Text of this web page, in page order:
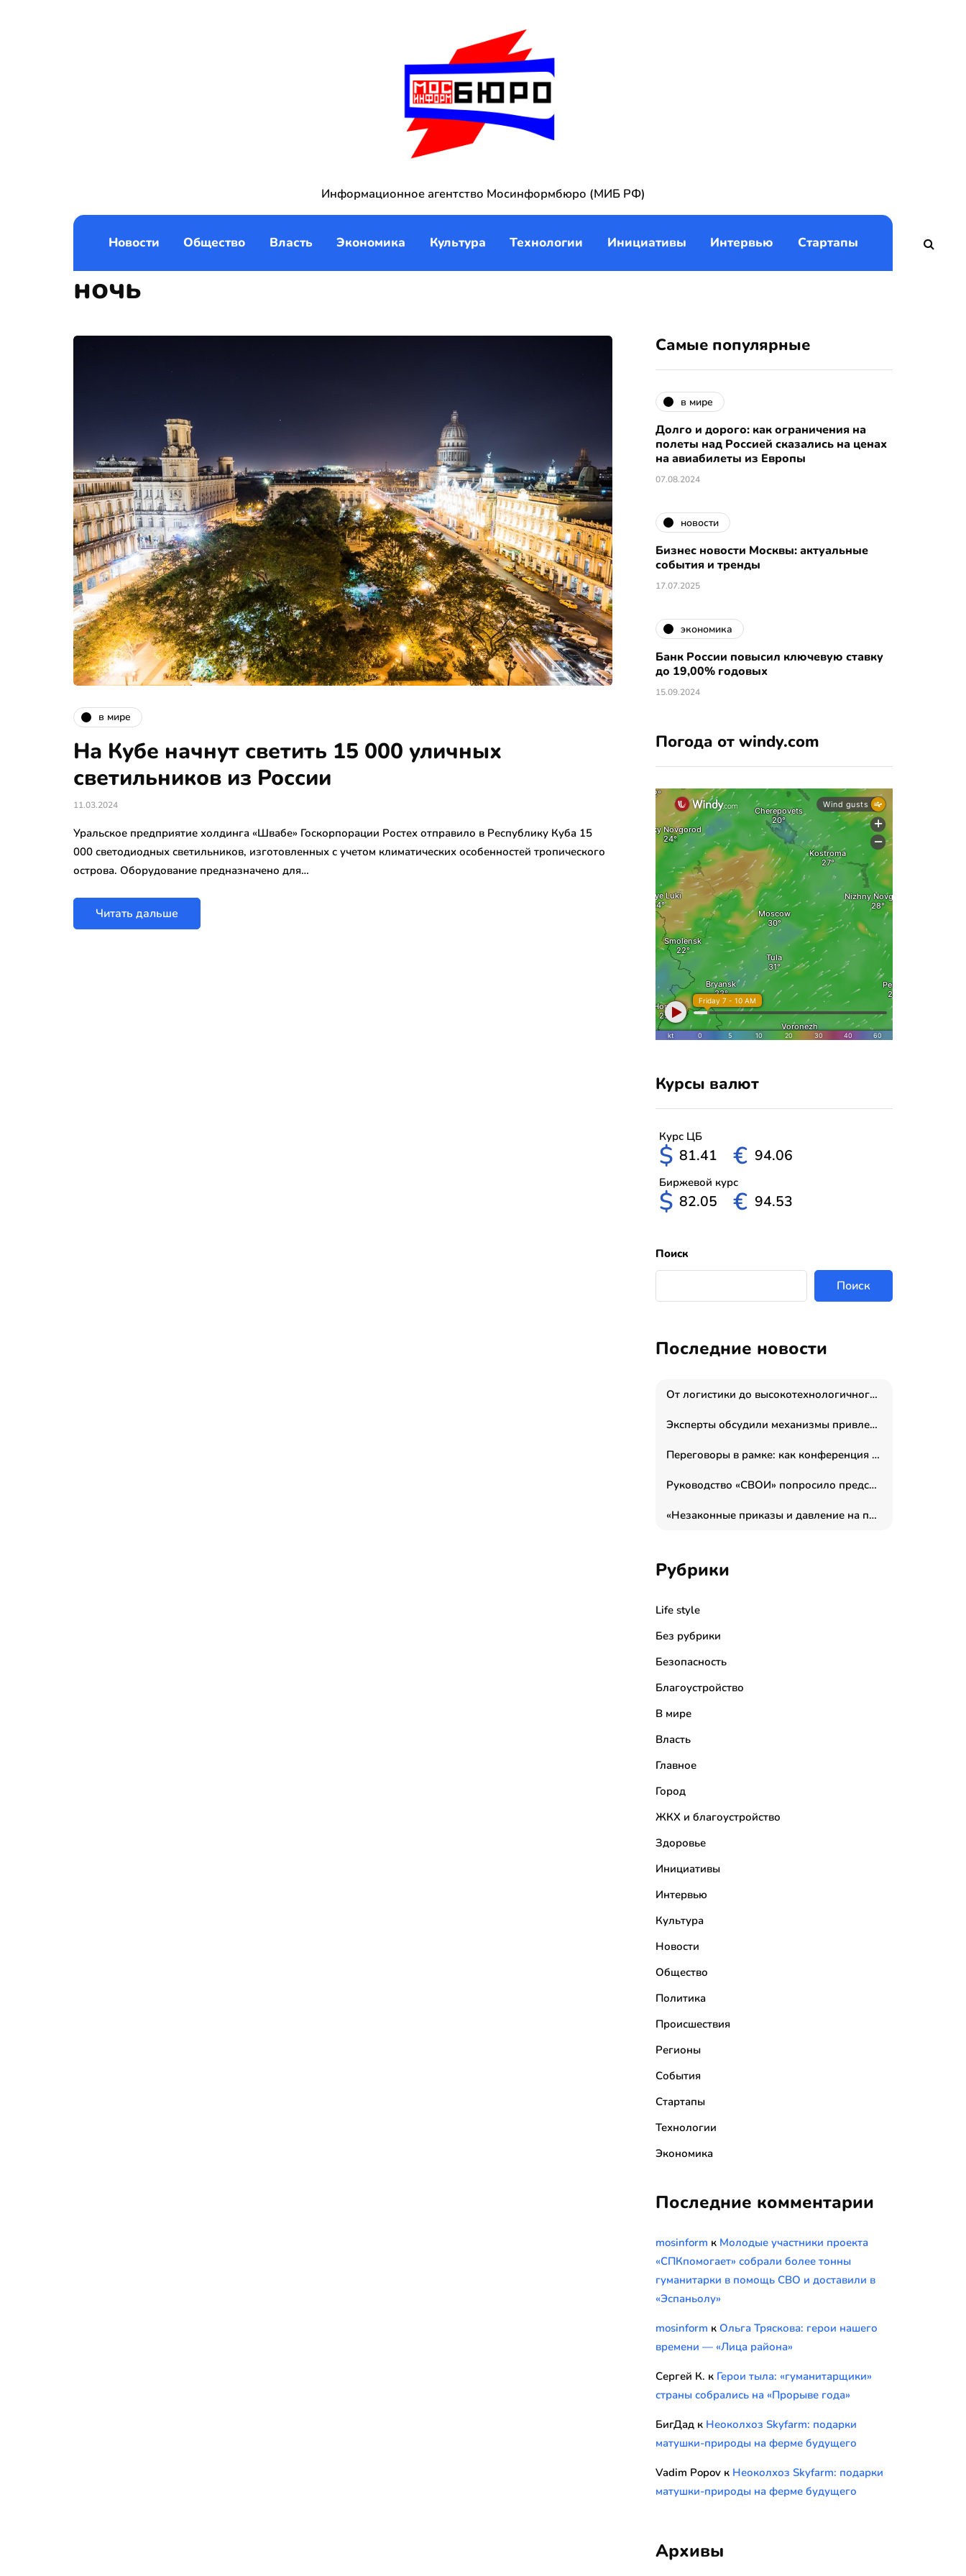
Информационное агентство Мосинформбюро (МИБ РФ)
Новости Общество Власть Экономика Культура Технологии Инициативы Интервью Стартапы
ночь
в мире
На Кубе начнут светить 15 000 уличных
светильников из России
11.03.2024
Уральское предприятие холдинга «Швабе» Госкорпорации Ростех отправило в Республику Куба 15
000 светодиодных светильников, изготовленных с учетом климатических особенностей тропического
острова. Оборудование предназначено для…
Читать дальше
Самые популярные
в мире
Долго и дорого: как ограничения на
полеты над Россией сказались на ценах
на авиабилеты из Европы
07.08.2024
новости
Бизнес новости Москвы: актуальные
события и тренды
17.07.2025
экономика
Банк России повысил ключевую ставку
до 19,00% годовых
15.09.2024
Погода от windy.com
Курсы валют
Курс ЦБ
$ 81.41 € 94.06
Биржевой курс
$ 82.05 € 94.53
Поиск
Поиск
Последние новости
От логистики до высокотехнологичного производства: как основатель “гагаринга” выстраивает экосистему безопасности и гражданских БПЛА
Эксперты обсудили механизмы привлечения молодых специалистов в промышленные города
Переговоры в рамке: как конференция «Бизнес как искусство» переформатирует деловой этикет в стенах ТПП РФ
Руководство «СВОИ» попросило председателя СКР дать правовую оценку обысков в тыловом штабе
«Незаконные приказы и давление на полицию»: Эрнеста Султанова задержали у посольства Израиля во время одиночного пикета
Рубрики
Life style
Без рубрики
Безопасность
Благоустройство
В мире
Власть
Главное
Город
ЖКХ и благоустройство
Здоровье
Инициативы
Интервью
Культура
Новости
Общество
Политика
Происшествия
Регионы
События
Стартапы
Технологии
Экономика
Последние комментарии
mosinform к Молодые участники проекта
«СПКпомогает» собрали более тонны
гуманитарки в помощь СВО и доставили в
«Эспаньолу»
mosinform к Ольга Тряскова: герои нашего
времени — «Лица района»
Сергей К. к Герои тыла: «гуманитарщики»
страны собрались на «Прорыве года»
БигДад к Неоколхоз Skyfarm: подарки
матушки-природы на ферме будущего
Vadim Popov к Неоколхоз Skyfarm: подарки
матушки-природы на ферме будущего
Архивы